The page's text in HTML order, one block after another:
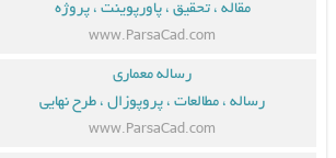
مقاله ، تحقیق ، پاورپوینت ، پروژه
www.ParsaCad.com
رساله معماری
رساله ، مطالعات ، پروپوزال ، طرح نهایی
www.ParsaCad.com